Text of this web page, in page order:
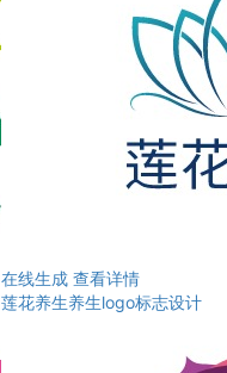
在线生成 查看详情
莲花养生养生logo标志设计